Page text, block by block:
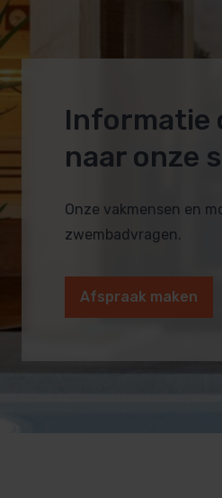
Informatie
naar onze
Onze vakmensen en
zwembadvragen.
Afspraak maken